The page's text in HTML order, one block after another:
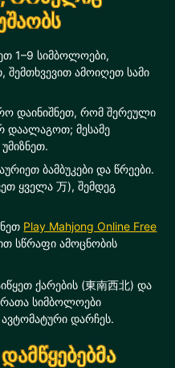
1–9 სიმბოლოები,
შემთხვევით ამოიღეთ სამი
დაინიშნეთ, რომ შერეული
დაალაგოთ; მესამე
ბამბუკები და წრეები.
ყველა 万), შემდეგ
Play Mahjong Online Free
სწრაფი ამოცნობის
ქარების (東南西北) და
სიმბოლოები
დარჩეს.